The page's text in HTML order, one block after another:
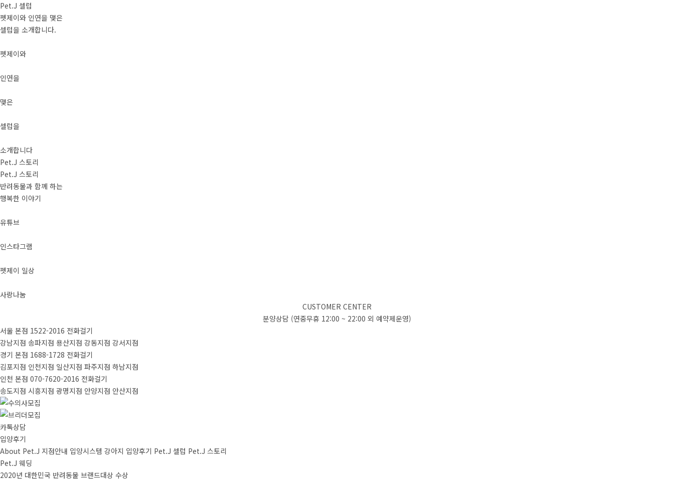
Pet.J 셀럽
펫제이와 인연을 맺은
셀럽을 소개합니다.
펫제이와
인연을
맺은
셀럽을
소개합니다
Pet.J 스토리
Pet.J 스토리
반려동물과 함께 하는
행복한 이야기
유튜브
인스타그램
펫제이 일상
사랑나눔
CUSTOMER CENTER
분양상담 (연중무휴 12:00 ~ 22:00 외 예약제운영)
서울 본점 1522-2016 전화걸기
강남지점 송파지점 용산지점 강동지점 강서지점
경기 본점 1688-1728 전화걸기
김포지점 인천지점 일산지점 파주지점 하남지점
인천 본점 070-7620-2016 전화걸기
송도지점 시흥지점 광명지점 안양지점 안산지점
카톡상담
입양후기
About Pet.J 지점안내 입양시스템 강아지 입양후기 Pet.J 셀럽 Pet.J 스토리
Pet.J 웨딩
2020년 대한민국 반려동물 브랜드대상 수상